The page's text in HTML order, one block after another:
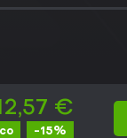
€
-15%